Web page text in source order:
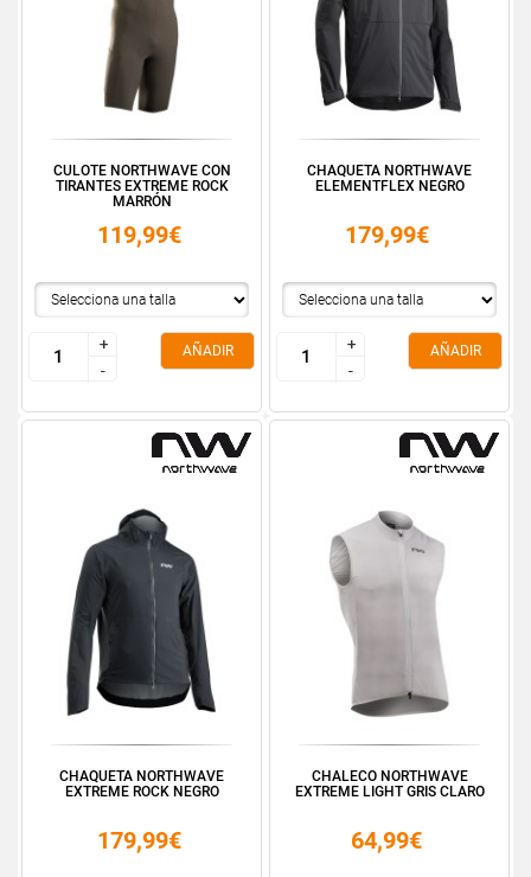
CULOTE NORTHWAVE CON
TIRANTES EXTREME ROCK
MARRÓN
119,99€
+
-
+
-
AÑADIR
CHAQUETA NORTHWAVE
ELEMENTFLEX NEGRO
179,99€
+
-
+
-
AÑADIR
CHAQUETA NORTHWAVE
EXTREME ROCK NEGRO
179,99€
CHALECO NORTHWAVE
EXTREME LIGHT GRIS CLARO
64,99€